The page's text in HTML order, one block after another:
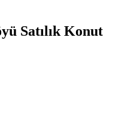
Satılık Konut